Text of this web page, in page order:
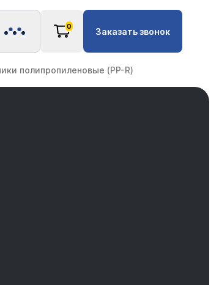
0 Заказать звонок
полипропиленовые (PP-R)